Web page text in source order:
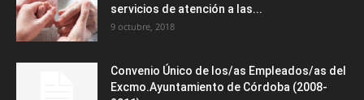
servicios de atención a las...
9 octubre, 2018
Convenio Único de los/as Empleados/as del
Excmo.Ayuntamiento de Córdoba (2008-